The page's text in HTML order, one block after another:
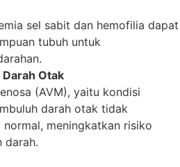
sel sabit dan hemofilia dapat
tubuh untuk
Otak
(AVM), yaitu kondisi
darah otak tidak
meningkatkan risiko
darah.